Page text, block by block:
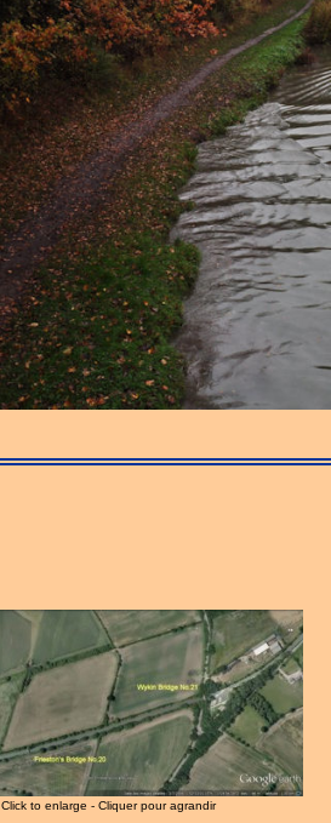
Click to enlarge - Cliquer pour agrandir